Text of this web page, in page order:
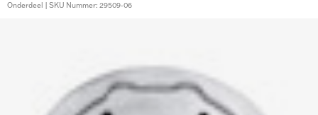
Onderdeel | SKU Nummer: 29509-06